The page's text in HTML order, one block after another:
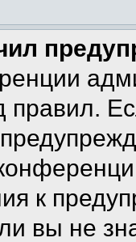
правил.
к
вы не